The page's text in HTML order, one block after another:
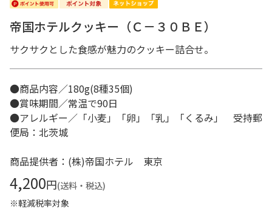
帝国ホテルクッキー（Ｃ－３０ＢＥ）
サクサクとした食感が魅力のクッキー詰合せ。
●商品内容／180g(8種35個)
●賞味期間／常温で90日
●アレルギー／「小麦」「卵」「乳」「くるみ」 受持郵
便局：北茨城
商品提供者：(株)帝国ホテル 東京
4,200円(送料・税込)
※軽減税率対象